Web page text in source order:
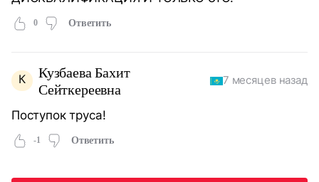
0 Ответить
К
Кузбаева Бахит
Сейткереевна
7 месяцев назад
Поступок труса!
-1 Ответить